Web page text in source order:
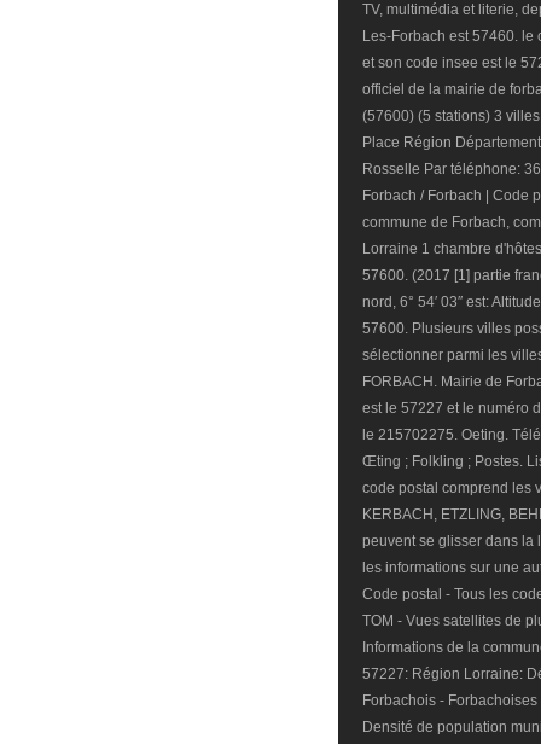
TV, multimédia et literie,
Les-Forbach est 57460.
et son code insee est le
officiel de la mairie de
(57600) (5 stations) 3
Place Région
Rosselle Par téléphone:
Forbach / Forbach | Code
commune de Forbach,
Lorraine 1 chambre
57600. (2017 [1] partie
nord, 6° 54′ 03″ est:
57600. Plusieurs villes
sélectionner parmi les
FORBACH. Mairie de
est le 57227 et le numéro
le 215702275. Oeting.
Œting ; Folkling ; Postes.
code postal comprend les
KERBACH, ETZLING,
peuvent se glisser dans la
les informations sur une
Code postal - Tous les
TOM - Vues satellites de
Informations de la
57227: Région Lorraine:
Forbachois -
Densité de population